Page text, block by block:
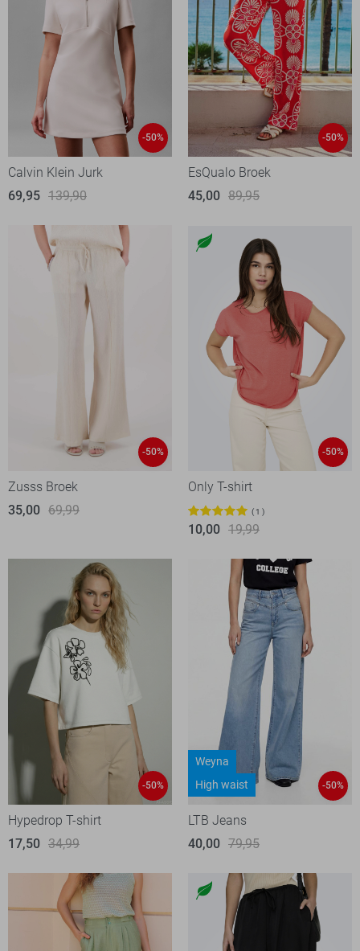
-50%
Calvin Klein Jurk
69,95 139,90
-50%
EsQualo Broek
45,00 89,95
-50%
Zusss Broek
35,00 69,99
-50%
Only T-shirt
1
10,00 19,99
-50%
Hypedrop T-shirt
17,50 34,99
Weyna
High waist
-50%
LTB Jeans
40,00 79,95